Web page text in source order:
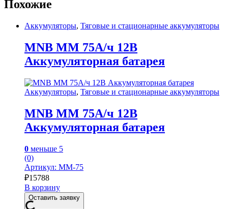
Похожие
Аккумуляторы, Тяговые и стационарные аккумуляторы
MNB MM 75А/ч 12В
Аккумуляторная батарея
Аккумуляторы, Тяговые и стационарные аккумуляторы
MNB MM 75А/ч 12В
Аккумуляторная батарея
0 меньше 5
(0)
Артикул: MM-75
₽15788
В корзину
Оставить заявку